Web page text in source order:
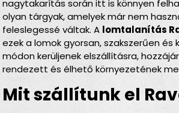
nagytakarítás során itt is könnyen
olyan tárgyak, amelyek már nem
feleslegessé váltak. A lomtalanítás
ezek a lomok gyorsan, szakszerűen
módon kerüljenek elszállításra,
rendezett és élhető környezetének
Mit szállítunk el